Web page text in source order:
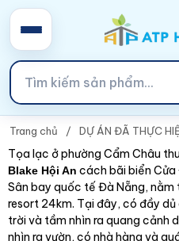
Trang chủ DỰ ÁN ĐÃ THỰC
Tọa lạc ở phường Cẩm Châu
Blake Hội An cách bãi biển
Sân bay quốc tế Đà Nẵng, nằm
resort 24km. Tại đây, có đầy
trời và tầm nhìn ra quang cảnh
nhìn ra vườn, có nhà hàng và